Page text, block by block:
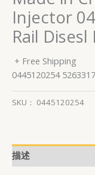
Injector
Rail
+ Free Shipping
0445120254 5263317
SKU： 0445120254
描述